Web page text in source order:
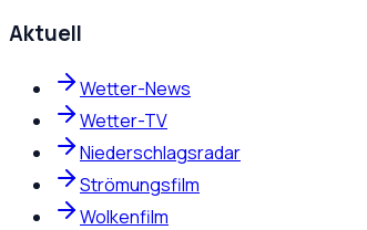
Aktuell
Wetter-News
Wetter-TV
Niederschlagsradar
Strömungsfilm
Wolkenfilm